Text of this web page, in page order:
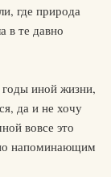
где природа
в те давно
иной жизни,
да и не хочу
вовсе это
напоминающим